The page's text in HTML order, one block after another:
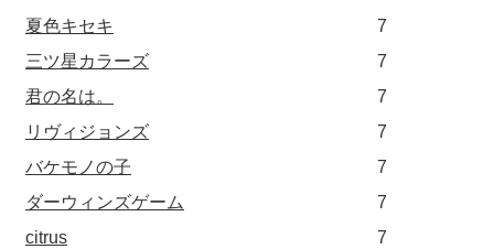
夏色キセキ
7
三ツ星カラーズ
7
君の名は。
7
リヴィジョンズ
7
バケモノの子
7
ダーウィンズゲーム
7
citrus
7